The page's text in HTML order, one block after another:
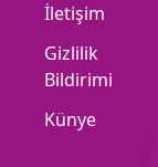
İletişim
Gizlilik
Bildirimi
Künye